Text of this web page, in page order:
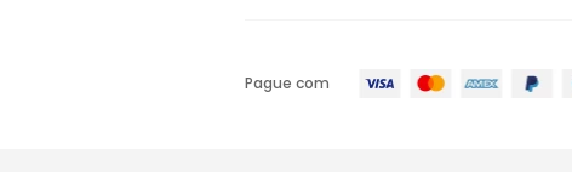
Pague com